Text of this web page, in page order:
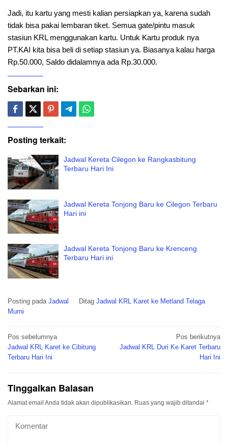
Jadi, itu kartu yang mesti kalian persiapkan ya, karena sudah
tidak bisa pakai lembaran tiket. Semua gate/pintu masuk
stasiun KRL menggunakan kartu. Untuk Kartu produk nya
PT.KAI kita bisa beli di setiap stasiun ya. Biasanya kalau harga
Rp.50.000, Saldo didalamnya ada Rp.30.000.
Sebarkan ini:
Posting terkait:
Jadwal Kereta Cilegon ke Rangkasbitung
Terbaru Hari Ini
Jadwal Kereta Tonjong Baru ke Cilegon Terbaru
Hari ini
Jadwal Kereta Tonjong Baru ke Krenceng
Terbaru Hari ini
Posting pada Jadwal Ditag Jadwal KRL Karet ke Metland Telaga
Murni
Navigasi
pos
Pos sebelumnya
Jadwal KRL Karet ke Cibitung
Terbaru Hari Ini
Pos berikutnya
Jadwal KRL Duri Ke Karet Terbaru
Hari Ini
Tinggalkan Balasan
Alamat email Anda tidak akan dipublikasikan. Ruas yang wajib ditandai *